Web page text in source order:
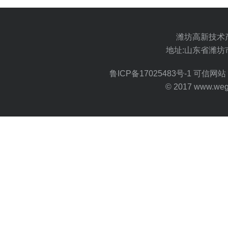
潍坊高新技术
地址:山东省潍坊
鲁ICP备17025483号-1 可信网
© 2017